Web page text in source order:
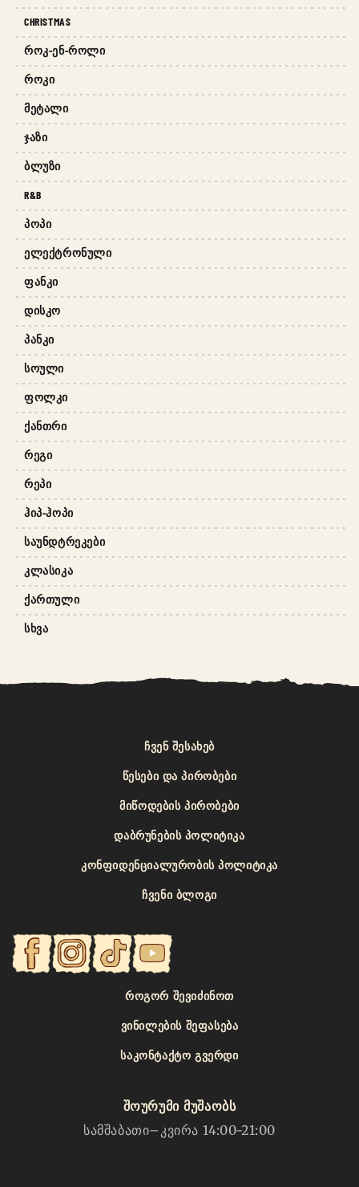
CHRISTMAS
ᲠᲝᲙ-ᲔᲜ-ᲠᲝᲚᲘ
ᲠᲝᲙᲘ
ᲛᲔᲢᲐᲚᲘ
ᲯᲐᲖᲘ
ᲑᲚᲣᲖᲘ
R&B
ᲞᲝᲞᲘ
ᲔᲚᲔᲥᲢᲠᲝᲜᲣᲚᲘ
ᲤᲐᲜᲙᲘ
ᲓᲘᲡᲙᲝ
ᲞᲐᲜᲙᲘ
ᲡᲝᲣᲚᲘ
ᲤᲝᲚᲙᲘ
ᲥᲐᲜᲗᲠᲘ
ᲠᲔᲒᲘ
ᲠᲔᲞᲘ
ᲰᲘᲞ-ᲰᲝᲞᲘ
ᲡᲐᲣᲜᲓᲢᲠᲔᲙᲔᲑᲘ
ᲙᲚᲐᲡᲘᲙᲐ
ᲥᲐᲠᲗᲣᲚᲘ
ᲡᲮᲕᲐ
ᲩᲕᲔᲜ ᲨᲔᲡᲐᲮᲔᲑ
ᲬᲔᲡᲔᲑᲘ ᲓᲐ ᲞᲘᲠᲝᲑᲔᲑᲘ
ᲛᲘᲬᲝᲓᲔᲑᲘᲡ ᲞᲘᲠᲝᲑᲔᲑᲘ
ᲓᲐᲑᲠᲣᲜᲔᲑᲘᲡ ᲞᲝᲚᲘᲢᲘᲙᲐ
ᲙᲝᲜᲤᲘᲓᲔᲜᲪᲘᲐᲚᲣᲠᲝᲑᲘᲡ ᲞᲝᲚᲘᲢᲘᲙᲐ
ᲩᲕᲔᲜᲘ ᲑᲚᲝᲒᲘ
ᲠᲝᲒᲝᲠ ᲨᲔᲕᲘᲫᲘᲜᲝᲗ
ᲕᲘᲜᲘᲚᲔᲑᲘᲡ ᲨᲔᲤᲐᲡᲔᲑᲐ
ᲡᲐᲙᲝᲜᲢᲐᲥᲢᲝ ᲒᲕᲔᲠᲓᲘ
შოურუმი მუშაობს
სამშაბათი–კვირა 14:00-21:00